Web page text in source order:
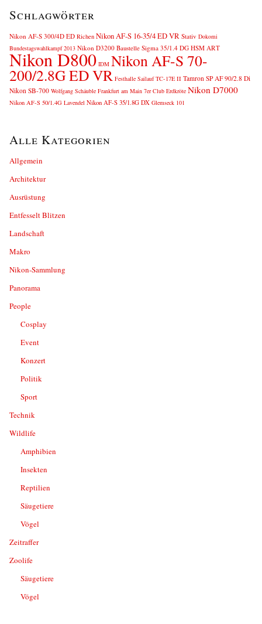
Schlagwörter
Nikon AF-S 300/4D ED Richen Nikon AF-S 16-35/4 ED VR Stativ Dokomi
Bundestagswahlkampf 2013 Nikon D3200 Baustelle Sigma 35/1.4 DG HSM ART
Nikon D800 IDM Nikon AF-S 70-
200/2.8G ED VR Festhalle Sailauf TC-17E II Tamron SP AF 90/2.8 Di
Nikon SB-700 Wolfgang Schäuble Frankfurt am Main 7er Club Erdkröte Nikon D7000
Nikon AF-S 50/1.4G Lavendel Nikon AF-S 35/1.8G DX Glemseck 101
Alle Kategorien
Allgemein
Architektur
Ausrüstung
Entfesselt Blitzen
Landschaft
Makro
Nikon-Sammlung
Panorama
People
Cosplay
Event
Konzert
Politik
Sport
Technik
Wildlife
Amphibien
Insekten
Reptilien
Säugetiere
Vögel
Zeitraffer
Zoolife
Säugetiere
Vögel